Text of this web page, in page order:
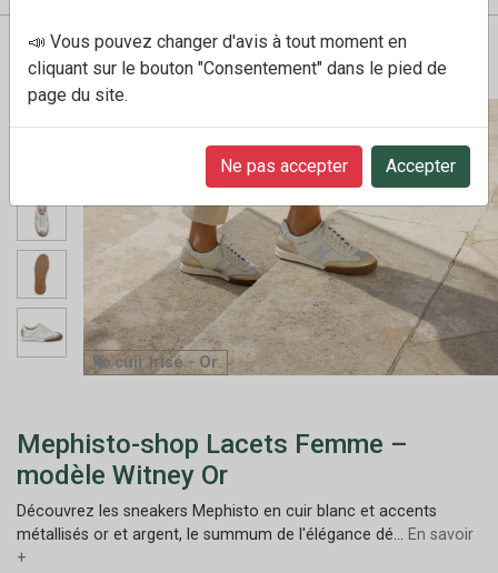
Boutique Femme witney or
cuir irisé - Or
Mephisto-shop Lacets Femme –
modèle Witney Or
Découvrez les sneakers Mephisto en cuir blanc et accents
métallisés or et argent, le summum de l'élégance dé... En savoir
+
📣 Vous pouvez changer d'avis à tout moment en
cliquant sur le bouton "Consentement" dans le pied de
page du site.
Ne pas accepter Accepter